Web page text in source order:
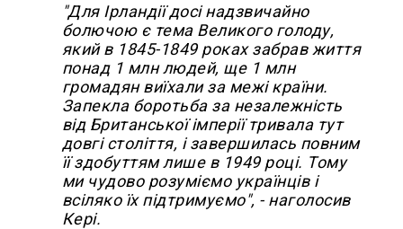
"Для Ірландії досі надзвичайно
болючою є тема Великого голоду,
який в 1845-1849 роках забрав життя
понад 1 млн людей, ще 1 млн
громадян виїхали за межі країни.
Запекла боротьба за незалежність
від Британської імперії тривала тут
довгі століття, і завершилась повним
її здобуттям лише в 1949 році. Тому
ми чудово розуміємо українців і
всіляко їх підтримуємо", - наголосив
Кері.